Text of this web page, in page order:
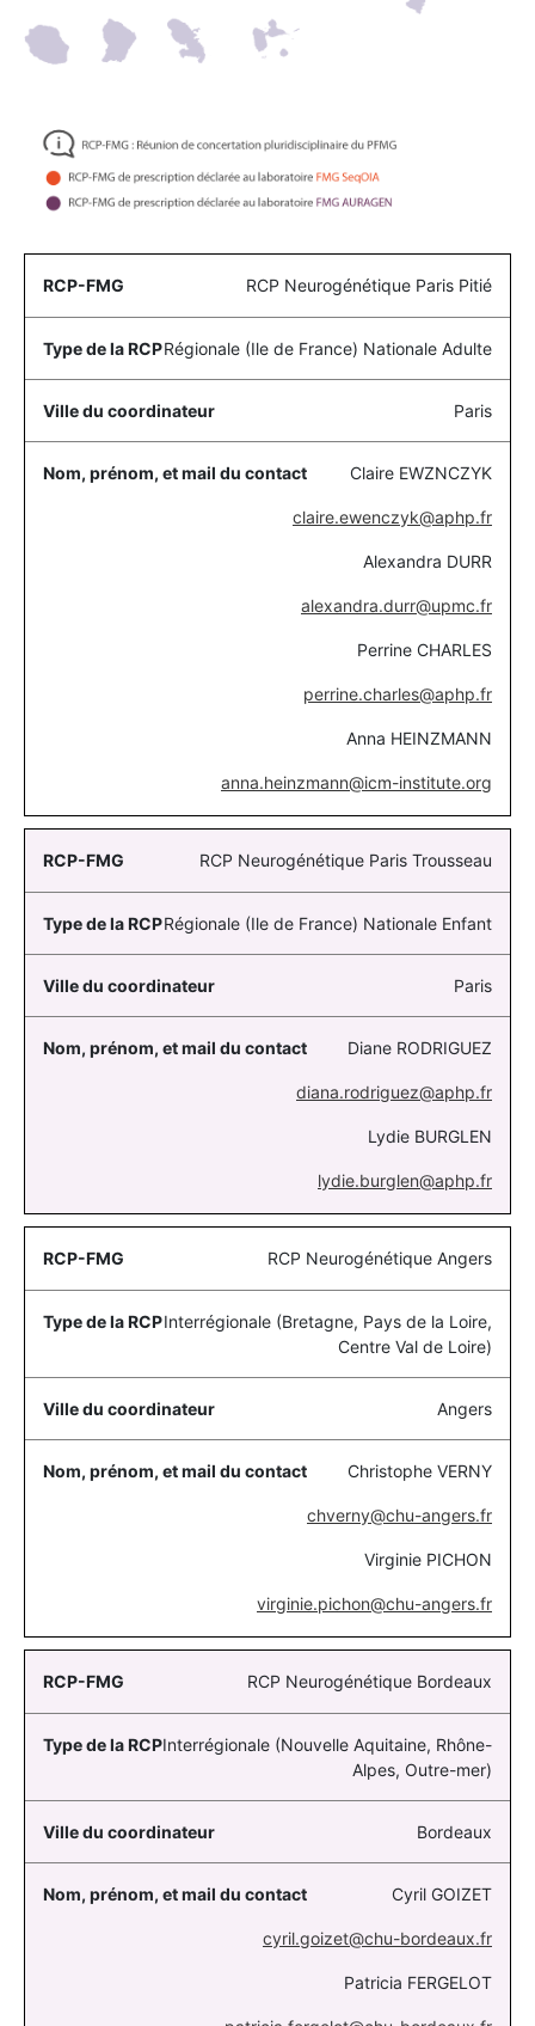
RCP Neurogénétique Paris Pitié
Régionale (Ile de France) Nationale Adulte
Paris
Claire EWZNCZYK
claire.ewenczyk@aphp.fr
Alexandra DURR
alexandra.durr@upmc.fr
Perrine CHARLES
perrine.charles@aphp.fr
Anna HEINZMANN
anna.heinzmann@icm-institute.org
RCP Neurogénétique Paris Trousseau
Régionale (Ile de France) Nationale Enfant
Paris
Diane RODRIGUEZ
diana.rodriguez@aphp.fr
Lydie BURGLEN
lydie.burglen@aphp.fr
RCP Neurogénétique Angers
Interrégionale (Bretagne, Pays de la Loire,
Centre Val de Loire)
Angers
Christophe VERNY
chverny@chu-angers.fr
Virginie PICHON
virginie.pichon@chu-angers.fr
RCP Neurogénétique Bordeaux
Interrégionale (Nouvelle Aquitaine, Rhône-
Alpes, Outre-mer)
Bordeaux
Cyril GOIZET
cyril.goizet@chu-bordeaux.fr
Patricia FERGELOT